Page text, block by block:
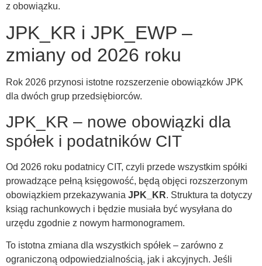
z obowiązku.
JPK_KR i JPK_EWP –
zmiany od 2026 roku
Rok 2026 przynosi istotne rozszerzenie obowiązków JPK
dla dwóch grup przedsiębiorców.
JPK_KR – nowe obowiązki dla
spółek i podatników CIT
Od 2026 roku podatnicy CIT, czyli przede wszystkim spółki
prowadzące pełną księgowość, będą objęci rozszerzonym
obowiązkiem przekazywania JPK_KR. Struktura ta dotyczy
ksiąg rachunkowych i będzie musiała być wysyłana do
urzędu zgodnie z nowym harmonogramem.
To istotna zmiana dla wszystkich spółek – zarówno z
ograniczoną odpowiedzialnością, jak i akcyjnych. Jeśli